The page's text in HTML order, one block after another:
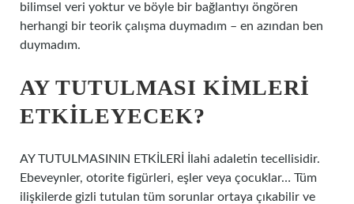
bilimsel veri yoktur ve böyle bir bağlantıyı öngören
herhangi bir teorik çalışma duymadım – en azından ben
duymadım.
AY TUTULMASI KIMLERI
ETKILEYECEK?
AY TUTULMASININ ETKİLERİ İlahi adaletin tecellisidir.
Ebeveynler, otorite figürleri, eşler veya çocuklar… Tüm
ilişkilerde gizli tutulan tüm sorunlar ortaya çıkabilir ve